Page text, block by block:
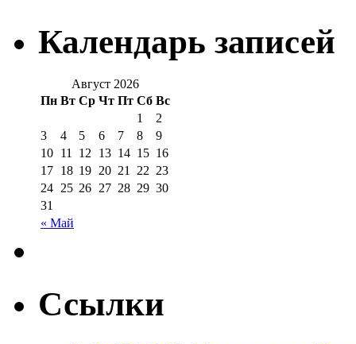
Календарь записей
Август 2026
Пн Вт Ср Чт Пт Сб Вс
« Май
1
2
3
4 5 6 7 8
9
10 11 12 13 14 15 16
17 18 19 20 21 22 23
24 25 26 27 28 29 30
31
Ссылки